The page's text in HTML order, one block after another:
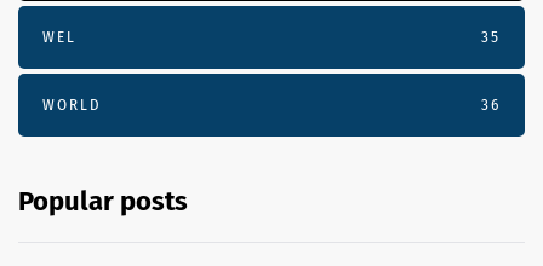
WEL 35
WORLD 36
Popular posts